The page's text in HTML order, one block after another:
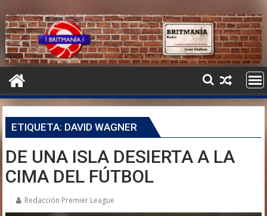
ETIQUETA: DAVID WAGNER
DE UNA ISLA DESIERTA A LA
CIMA DEL FÚTBOL
Redacción Premier League